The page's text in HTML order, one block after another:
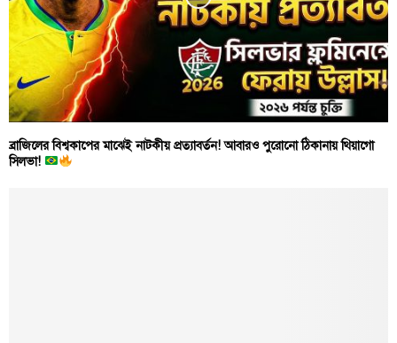
ব্রাজিলের বিশ্বকাপের মাঝেই নাটকীয় প্রত্যাবর্তন! আবারও পুরোনো ঠিকানায় থিয়াগো
সিলভা!